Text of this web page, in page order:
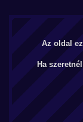
Az oldal
Ha